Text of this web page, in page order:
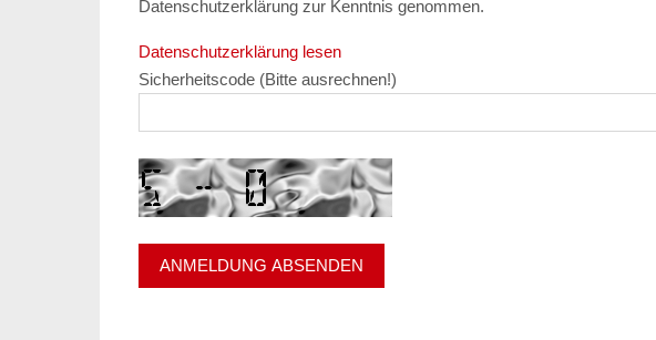
Datenschutzerklärung zur Kenntnis genommen.
Datenschutzerklärung lesen
Sicherheitscode (Bitte ausrechnen!)